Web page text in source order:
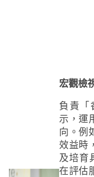
宏觀檢
負責「
示，運
向。例
效益時
及培育
在評估